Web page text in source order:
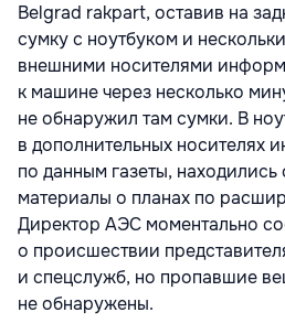
Belgrad rakpart, оставив на
сумку с ноутбуком и
внешними носителями
к машине через несколько
не обнаружил там сумки. В
в дополнительных носителях
по данным газеты, находились
материалы о планах по
Директор АЭС моментально
о происшествии
и спецслужб, но пропавшие
не обнаружены.